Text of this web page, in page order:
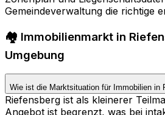
Gemeindeverwaltung die richtige
🏘️ Immobilienmarkt in
Umgebung
Wie ist die Marktsituation für Immobilien in
Riefensberg ist als kleinerer
Angebot ist begrenzt, was bei